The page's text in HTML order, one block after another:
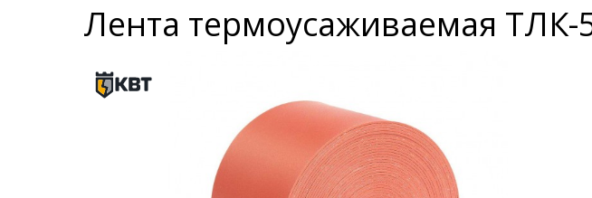
Лента термоусаживаемая ТЛК-